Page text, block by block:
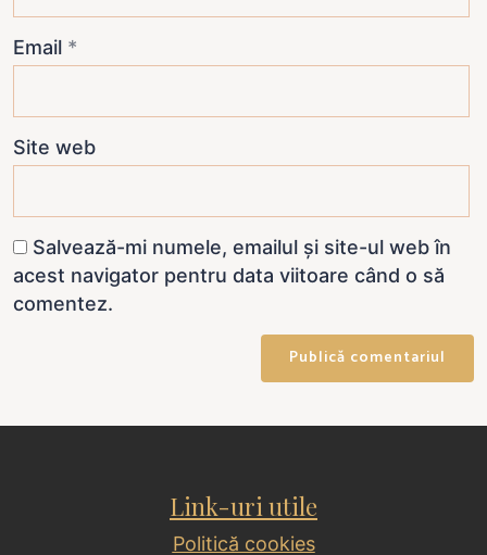
Email *
Site web
Salvează-mi numele, emailul și site-ul web în
acest navigator pentru data viitoare când o să
comentez.
Link-uri utile
Politică cookies